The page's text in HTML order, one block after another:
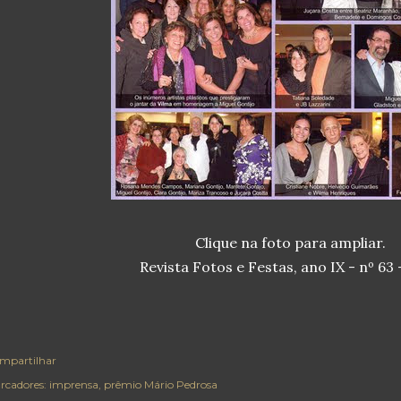
Clique na foto para ampliar.
Revista Fotos e Festas, ano IX - nº 63
imprensa prêmio Mário Pedrosa